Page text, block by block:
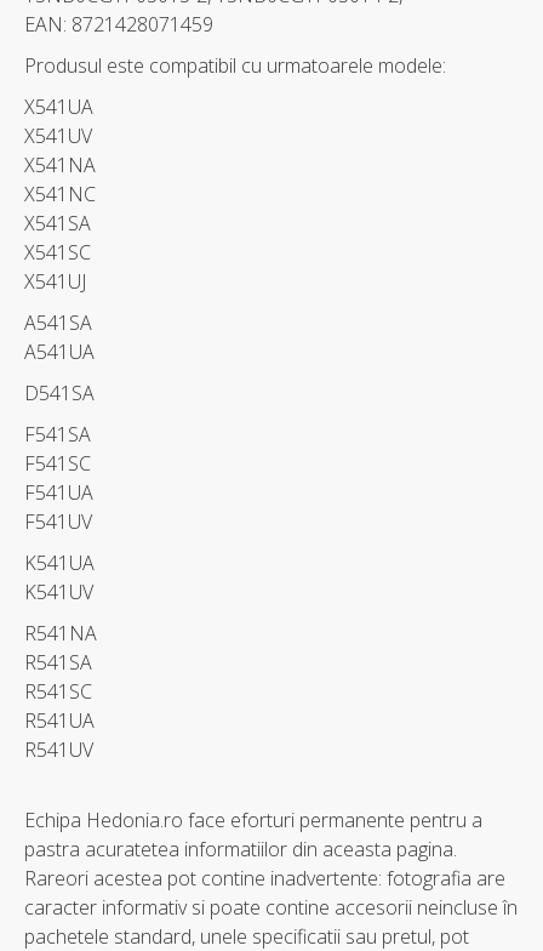
EAN: 8721428071459
Produsul este compatibil cu urmatoarele modele:
X541UA
X541UV
X541NA
X541NC
X541SA
X541SC
X541UJ
A541SA
A541UA
D541SA
F541SA
F541SC
F541UA
F541UV
K541UA
K541UV
R541NA
R541SA
R541SC
R541UA
R541UV
Echipa Hedonia.ro face eforturi permanente pentru a
pastra acuratetea informatiilor din aceasta pagina.
Rareori acestea pot contine inadvertente: fotografia are
caracter informativ si poate contine accesorii neincluse în
pachetele standard, unele specificatii sau pretul, pot